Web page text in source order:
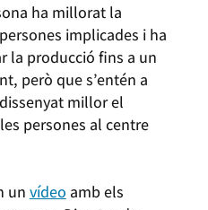
ha millorat la
implicades i ha
la producció fins a un
però que s’entén a
millor el
persones al centre
un vídeo amb els